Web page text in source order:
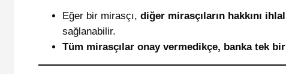
Eğer bir mirasçı, diğer mirasçıların hakkını
sağlanabilir.
Tüm mirasçılar onay vermedikçe, banka tek